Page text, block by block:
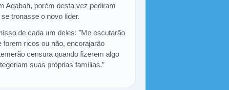
Aqabah, porém desta vez pediram
tronasse o novo líder.
de cada um deles: "Me escutarão
forem ricos ou não, encorajarão
censura quando fizerem algo
suas próprias famílias.”